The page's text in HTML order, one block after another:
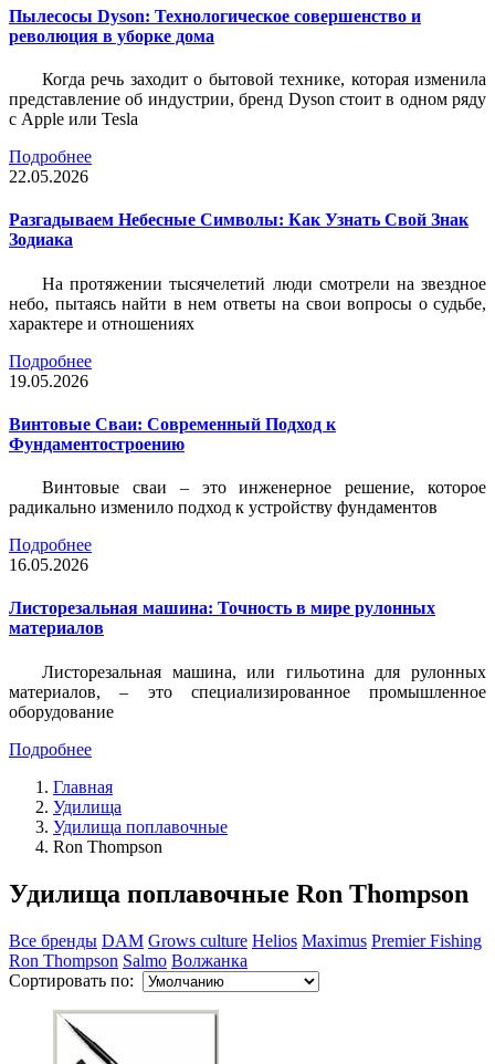
Пылесосы Dyson: Технологическое совершенство и
революция в уборке дома
Когда речь заходит о бытовой технике, которая изменила
представление об индустрии, бренд Dyson стоит в одном ряду
с Apple или Tesla
Подробнее
22.05.2026
Разгадываем Небесные Символы: Как Узнать Свой Знак
Зодиака
На протяжении тысячелетий люди смотрели на звездное
небо, пытаясь найти в нем ответы на свои вопросы о судьбе,
характере и отношениях
Подробнее
19.05.2026
Винтовые Сваи: Современный Подход к
Фундаментостроению
Винтовые сваи – это инженерное решение, которое
радикально изменило подход к устройству фундаментов
Подробнее
16.05.2026
Листорезальная машина: Точность в мире рулонных
материалов
Листорезальная машина, или гильотина для рулонных
материалов, – это специализированное промышленное
оборудование
Подробнее
Главная
Удилища
Удилища поплавочные
Ron Thompson
Удилища поплавочные Ron Thompson
Все бренды DAM Grows culture Helios Maximus Premier Fishing
Ron Thompson Salmo Волжанка
Сортировать по: